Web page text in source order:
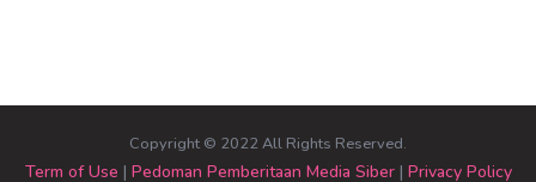
Copyright © 2022 All Rights Reserved.
Term of Use | Pedoman Pemberitaan Media Siber| Privacy Policy